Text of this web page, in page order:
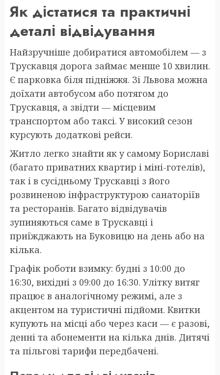
Як дістатися та практичні
деталі відвідування
Найзручніше добиратися автомобілем — з
Трускавця дорога займає менше 10 хвилин.
Є парковка біля підніжжя. Зі Львова можна
доїхати автобусом або потягом до
Трускавця, а звідти — місцевим
транспортом або таксі. У високий сезон
курсують додаткові рейси.
Житло легко знайти як у самому Бориславі
(багато приватних квартир і міні-готелів),
так і в сусідньому Трускавці з його
розвиненою інфраструктурою санаторіїв
та ресторанів. Багато відвідувачів
зупиняються саме в Трускавці і
приїжджають на Буковицю на день або на
кілька.
Графік роботи взимку: будні з 10:00 до
16:30, вихідні з 09:00 до 16:30. Улітку витяг
працює в аналогічному режимі, але з
акцентом на туристичні підйоми. Квитки
купують на місці або через каси — є разові,
денні та абонементи на кілька днів. Дитячі
та пільгові тарифи передбачені.